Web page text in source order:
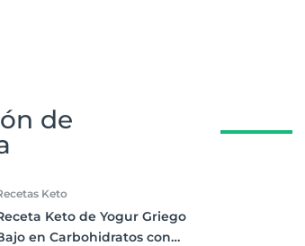
de
Keto
Keto de Yogur Griego
en Carbohidratos con